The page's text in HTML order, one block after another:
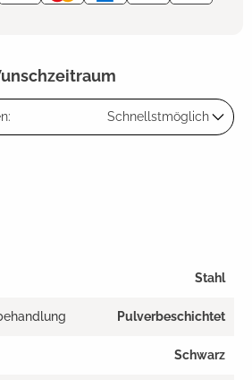
Schnellstmöglich
Stahl
Pulverbeschichtet
Schwarz